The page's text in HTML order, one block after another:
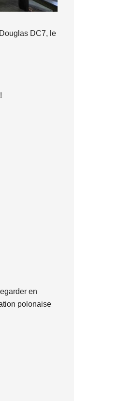
DC7, le
en
polonaise